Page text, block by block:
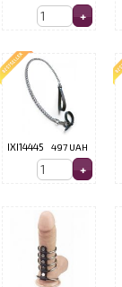
IXI14445 497 UAH